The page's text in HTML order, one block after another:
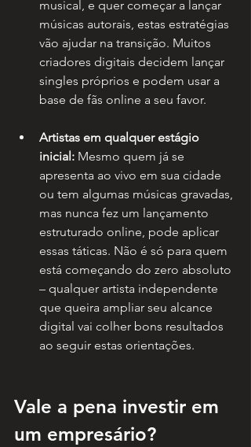
musical, e quer começar a lançar
músicas autorais, estas estratégias
vão ajudar na transição. Muitos
criadores digitais decidem lançar
singles próprios e podem usar a
base de fãs online a seu favor.
Artistas em qualquer estágio
inicial: Mesmo quem já se
apresenta ao vivo em sua cidade
ou tem algumas músicas gravadas,
mas nunca fez um lançamento
estruturado online, pode aplicar
essas táticas. Não é só para quem
está começando do zero absoluto
– qualquer artista independente
que queira ampliar seu alcance
digital vai colher bons resultados
ao seguir estas orientações.
Vale a pena investir em
um empresário?